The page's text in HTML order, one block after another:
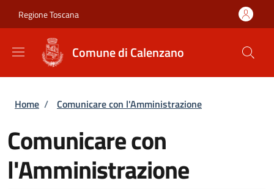
Regione Toscana
Comune di Calenzano
Briciole di pane
Home / Comunicare con l'Amministrazione
Comunicare con
l'Amministrazione